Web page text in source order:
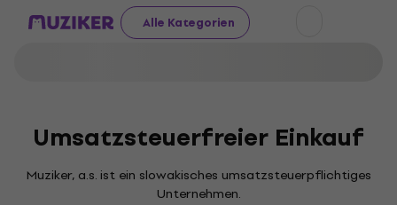
Alle Kategorien
Umsatzsteuerfreier Einkauf
Muziker, a.s. ist ein slowakisches umsatzsteuerpflichtiges
Unternehmen.